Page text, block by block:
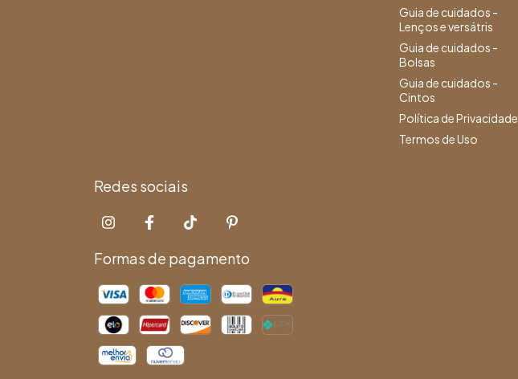
Guia de cuidados -
Lenços e versátris
Guia de cuidados -
Bolsas
Guia de cuidados -
Cintos
Política de Privacidade
Termos de Uso
Redes sociais
Formas de pagamento